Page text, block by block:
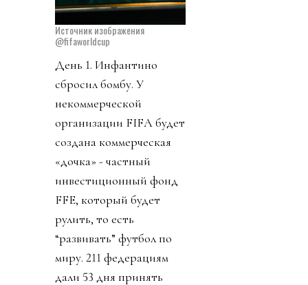
Источник изображения
@fifaworldcup
День 1. Инфантино
сбросил бомбу. У
некоммерческой
организации FIFA будет
создана коммерческая
«дочка» - частный
инвестиционный фонд
FFE, который будет
рулить, то есть
“развивать” футбол по
миру. 211 федерациям
дали 53 дня принять